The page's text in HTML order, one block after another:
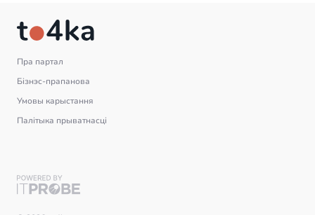
Пра партал
Бізнэс-прапанова
Умовы карыстання
Палітыка прыватнасці